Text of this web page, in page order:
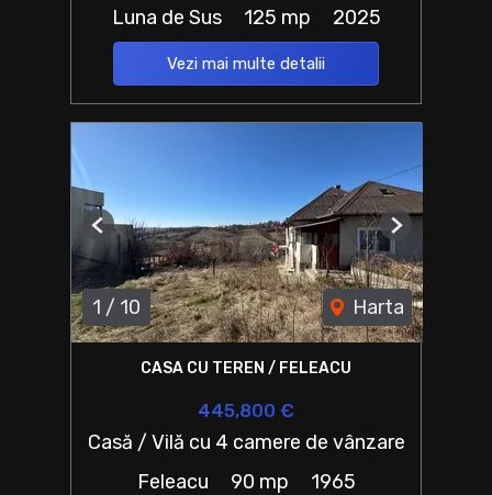
Luna de Sus 125 mp 2025
Vezi mai multe detalii
1 / 10 Harta
Previous Next
CASA CU TEREN / FELEACU
445,800 €
Casă / Vilă cu 4 camere de vânzare
Feleacu
90 mp 1965